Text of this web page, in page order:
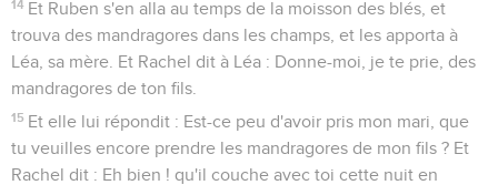
14 Et Ruben s'en alla au temps de la moisson des blés, et
trouva des mandragores dans les champs, et les apporta à
Léa, sa mère. Et Rachel dit à Léa : Donne-moi, je te prie, des
mandragores de ton fils.
15 Et elle lui répondit : Est-ce peu d'avoir pris mon mari, que
tu veuilles encore prendre les mandragores de mon fils ? Et
Rachel dit : Eh bien ! qu'il couche avec toi cette nuit en